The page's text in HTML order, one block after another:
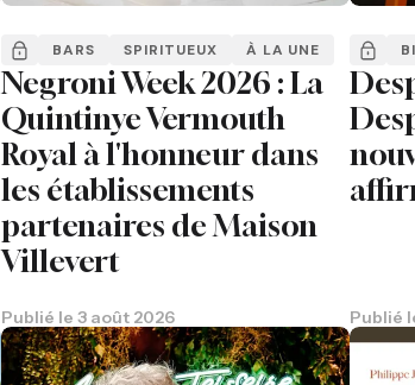
BARS SPIRITUEUX À LA UNE
Negroni Week 2026 : La
Quintinye Vermouth
Royal à l'honneur dans
les établissements
partenaires de Maison
Villevert
Publié le3 août 2026 Publié